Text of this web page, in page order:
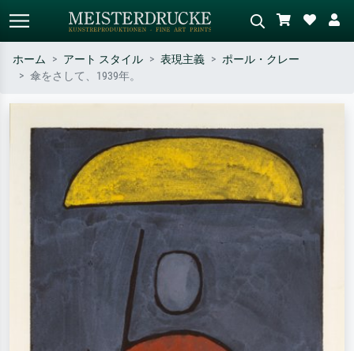
– 例：モネ、星月夜、印象派、北
斎の波、ヌード。
緑の草原、赤の多い抽象画、暗い
油絵、木のそばの立ち姿のヌー
ド。
ホーム アート スタイル 表現主義
ポール・クレー
傘をさして、1939年。